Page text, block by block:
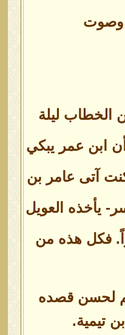
وصوت
الخطاب ليلة
ابن عمر يبكي
آتى عامر بن
يأخذه العويل
فكل هذه من
لحسن قصده
تيمية.